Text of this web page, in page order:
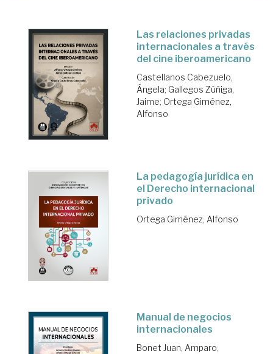
Las relaciones privadas
internacionales a través
del cine iberoamericano
Castellanos Cabezuelo,
Ángela; Gallegos Zúñiga,
Jaime; Ortega Giménez,
Alfonso
La pedagogía jurídica en
el Derecho internacional
privado
Ortega Giménez, Alfonso
Manual de negocios
internacionales
Bonet Juan, Amparo;